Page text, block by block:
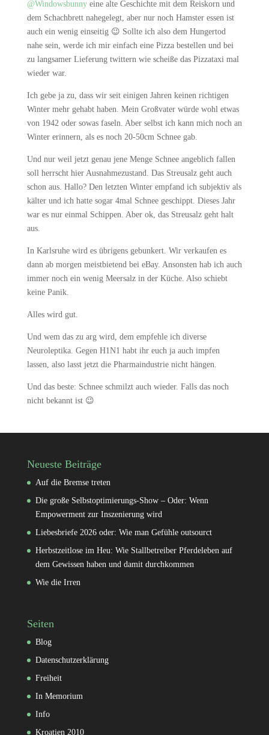
@Windowsbunnyeine alte Geschichte mit dem Reiskorn und
dem Schachbrett nahegelegt, aber nur noch Hamster essen ist
auch ein wenig einseitig 😉 Sollte ich also dem Hungertod
nahe sein, werde ich mir einfach eine Pizza bestellen und bei
zu langsamer Lieferung twittern wie scheiße das Pizzataxi mal
wieder war.
Ich gebe ja zu, dass wir seit einigen Jahren keinen richtigen
Winter mehr gehabt haben. Mein Großvater würde wohl etwas
von 1942 oder sowas faseln. Aber selbst ich kann mich noch an
Winter erinnern, als es noch 20-50cm Schnee gab.
Und nur weil jetzt genau jene Menge Schnee angeblich fallen
soll herrscht hier Ausnahmezustand. Das Streusalz geht auch
schon aus. Hallo? Den letzten Winter empfand ich subjektiv als
kälter und ich hatte sogar 4mal Schnee geschippt. Dieses Jahr
war es nur einmal Schippen. Aber ok, das Streusalz geht halt
aus.
In Karlsruhe wird es übrigens gebunkert. Wir verkaufen es
dann ab morgen meistbietend bei eBay. Ansonsten hab ich auch
immer noch ein wenig Meersalz in der Küche. Also schiebt
keine Panik.
Alles wird gut.
Und wem das zu arg wird, dem empfehle ich diverse
Neuroleptika. Gegen H1N1 habt ihr euch ja auch impfen
lassen, also lasst jetzt die Pharmaindustrie nicht hängen.
Und das beste: Schnee schmilzt auch wieder. Falls das noch
nicht bekannt ist 😉
Neueste Beiträge
Auf die Bremse treten
Die große Selbstoptimierungs-Show – Oder: Wenn
Empowerment zur Inszenierung wird
Liebesbriefe 2026 oder: Wie man Gefühle outsourct
Herbstzeitlose im Heu: Wie Stallbetreiber Pferdeleben auf
dem Gewissen haben und damit durchkommen
Wie die Irren
Seiten
Blog
Datenschutzerklärung
Freiheit
In Memorium
Info
Kroatien 2010